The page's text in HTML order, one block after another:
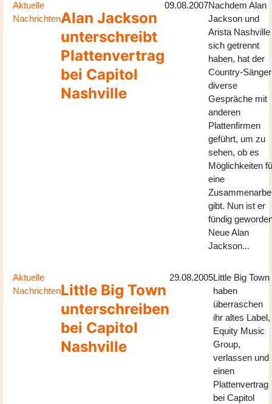
Aktuelle
NachrichtenAlan Jackson
unterschreibt
Plattenvertrag
bei Capitol
Nashville
09.08.2007Nachdem Alan
Jackson und
Arista Nashville
sich getrennt
haben, hat der
Country-Sänger
diverse
Gespräche mit
anderen
Plattenfirmen
geführt, um zu
sehen, ob es
Möglichkeiten
eine
gibt. Nun ist er
fündig
Neue Alan
Jackson...
Aktuelle
NachrichtenLittle Big Town
unterschreiben
bei Capitol
Nashville
29.08.2005Little Big Town
haben
überraschen
ihr altes Label,
Equity Music
Group,
verlassen und
einen
Plattenvertrag
bei Capitol